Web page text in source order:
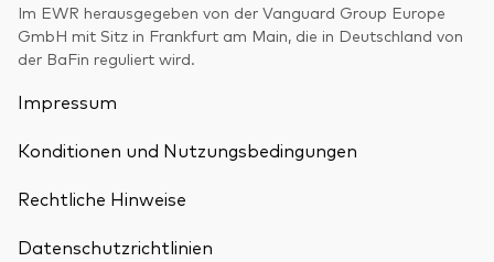
Im EWR herausgegeben von der Vanguard Group Europe
GmbH mit Sitz in Frankfurt am Main, die in Deutschland von
der BaFin reguliert wird.
Impressum
Konditionen und Nutzungsbedingungen
Rechtliche Hinweise
Datenschutzrichtlinien